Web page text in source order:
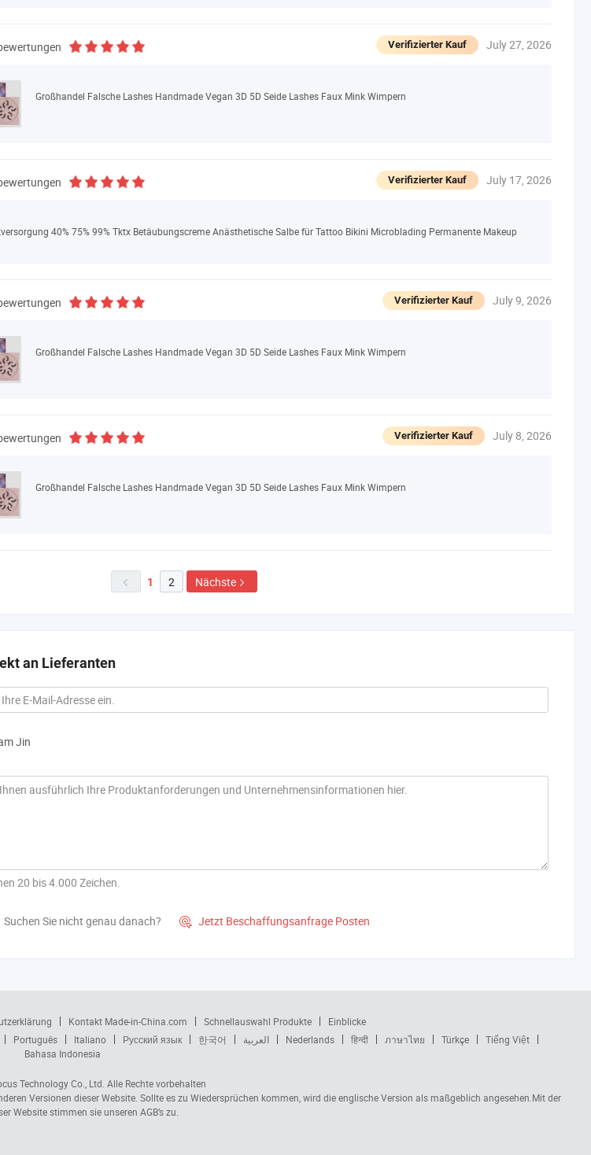
Verifizierter Kauf July 27, 2026
Großhandel Falsche Lashes Handmade Vegan 3D 5D Seide Lashes Faux Mink Wimpern
Verifizierter Kauf July 17, 2026
40% 75% 99% Tktx Betäubungscreme Anästhetische Salbe für Tattoo Bikini Microblading Permanente Makeup
Verifizierter Kauf July 9, 2026
Großhandel Falsche Lashes Handmade Vegan 3D 5D Seide Lashes Faux Mink Wimpern
Verifizierter Kauf July 8, 2026
Großhandel Falsche Lashes Handmade Vegan 3D 5D Seide Lashes Faux Mink Wimpern
 1 2 Nächste 
an Lieferanten
Jin
20 bis 4.000 Zeichen.
Suchen Sie nicht genau danach?  Jetzt Beschaffungsanfrage Posten
Kontakt Made-in-China.com Schnellauswahl Produkte
Einblicke
Português Italiano Русский язык 한국어 العربية Nederlands हिन्दी ภาษาไทย Türkçe
Tiếng Việt
Bahasa Indonesia
Technology Co., Ltd. Alle Rechte vorbehalten
Versionen dieser Website. Sollte es zu Wiedersprüchen kommen, wird die englische Version als maßgeblich angesehen.Mit der
Website stimmen sie unseren AGB’s zu.